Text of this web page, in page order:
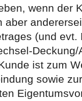
wenn der
aber
(und
ist zum
sowie